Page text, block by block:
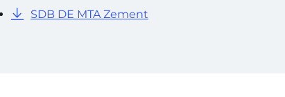
SDB DE MTA Zement